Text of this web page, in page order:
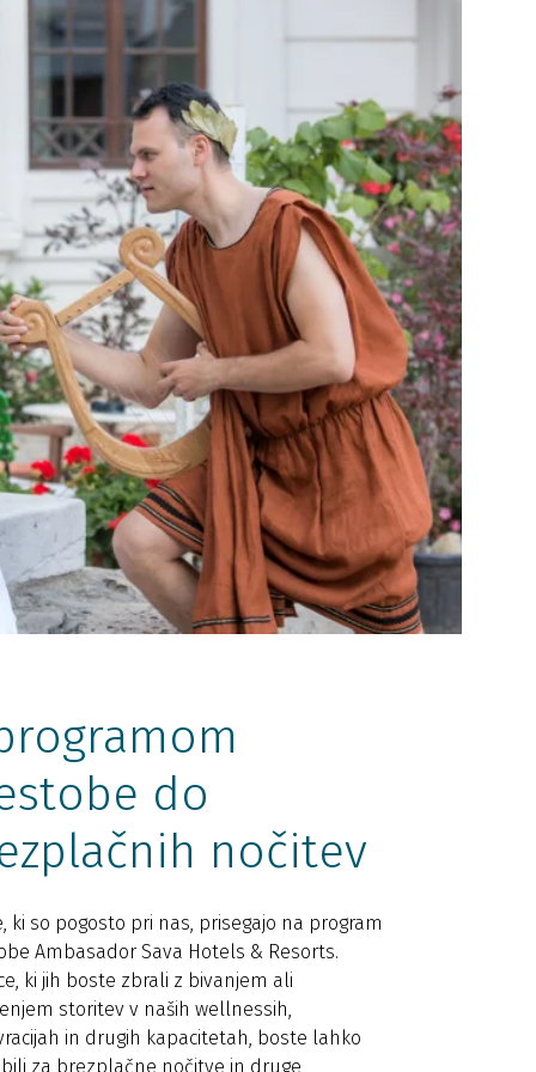
do
nočitev
ki so pogosto pri nas, prisegajo na program
Ambasador Sava Hotels & Resorts.
ki jih boste zbrali z bivanjem ali
storitev v naših wellnessih,
in drugih kapacitetah, boste lahko
za brezplačne nočitve in druge